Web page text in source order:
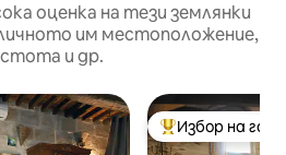
оценка на тези землянки
им местоположение,
и др.
Най-популярен
Избор на